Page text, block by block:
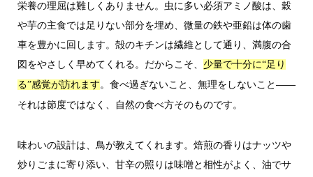
栄養の理屈は難しくありません。虫に多い必須アミノ酸は、穀
や芋の主食では足りない部分を埋め、微量の鉄や亜鉛は体の歯
車を豊かに回します。殻のキチンは繊維として通り、満腹の合
図をやさしく早めてくれる。だからこそ、
少量で十分に“足り
る”感覚が訪れます 。食べ過ぎないこと、無理をしないこと――
それは節度ではなく、自然の食べ方そのものです。
味わいの設計は、鳥が教えてくれます。焙煎の香りはナッツや
炒りごまに寄り添い、甘辛の照りは味噌と相性がよく、油でサ